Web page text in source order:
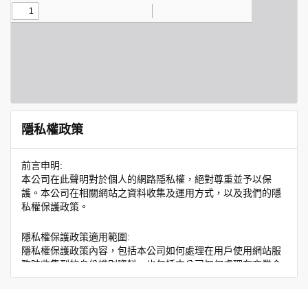
隱私權政策
前言申明:
本公司在此聲明對於個人的網路隱私權，絕對尊重並予以保
護。本公司在相關網站之資料收集及運用方式，以及我們的隱
私權保護政策。
隱私權保護政策適用範圍:
隱私權保護政策內容，包括本公司如何處理在用戶使用網站服
務時收集到的身份識別資料，也包括本公司如何處理在商業合
作與本公司合作時分享的任何身份識別資料。隱私權保護政策